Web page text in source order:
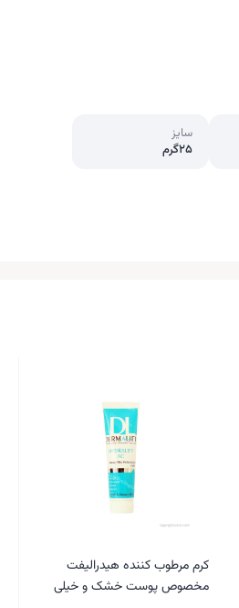
سایز
25گرم
کرم مرطوب کننده هیدرالیفت
مخصوص پوست خشک و خیلی